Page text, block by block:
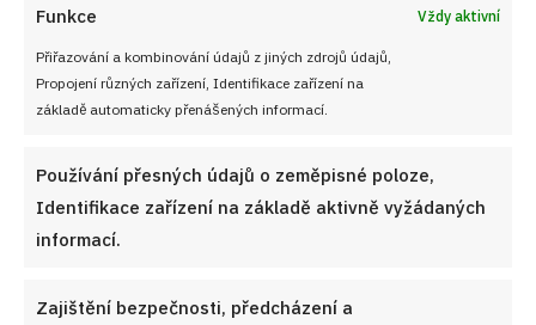
Funkce Vždy aktivní
Přiřazování a kombinování údajů z jiných zdrojů údajů,
Propojení různých zařízení, Identifikace zařízení na
základě automaticky přenášených informací.
Používání přesných údajů o zeměpisné poloze,
Identifikace zařízení na základě aktivně vyžádaných
informací.
Zajištění bezpečnosti, předcházení a